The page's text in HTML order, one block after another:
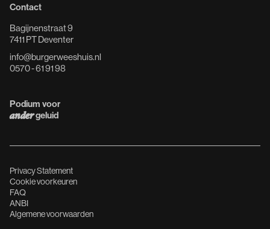
Contact
Bagijnenstraat 9
7411 PT Deventer
info@burgerweeshuis.nl
0570 - 61 91 98
Podium voor
andergeluid
Privacy Statement
Cookie voorkeuren
FAQ
ANBI
Algemene voorwaarden